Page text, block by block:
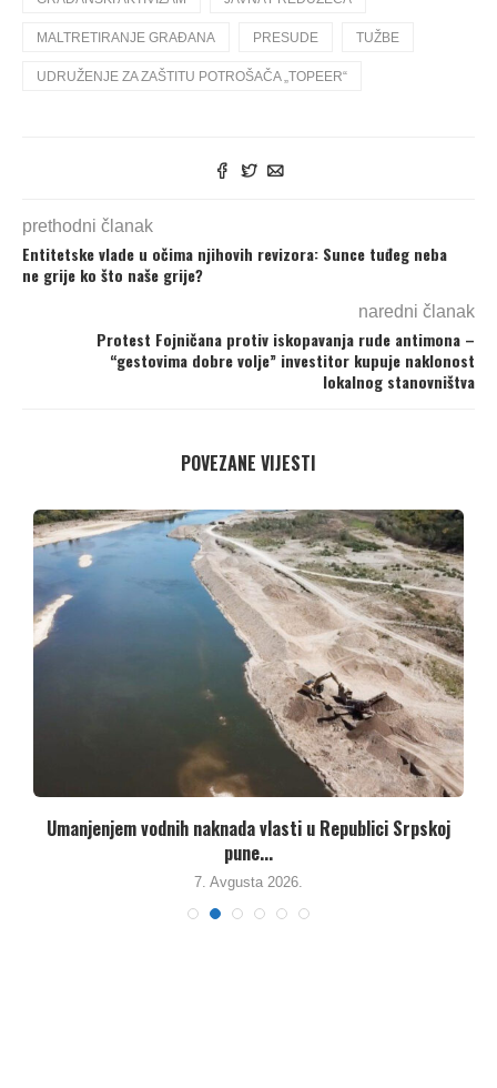
MALTRETIRANJE GRAĐANA PRESUDE TUŽBE
UDRUŽENJE ZA ZAŠTITU POTROŠAČA „TOPEER“
prethodni članak
Entitetske vlade u očima njihovih revizora: Sunce tuđeg neba
ne grije ko što naše grije?
naredni članak
Protest Fojničana protiv iskopavanja rude antimona –
“gestovima dobre volje” investitor kupuje naklonost
lokalnog stanovništva
POVEZANE VIJESTI
Umanjenjem vodnih naknada vlasti u Republici Srpskoj
pune...
7. Avgusta 2026.